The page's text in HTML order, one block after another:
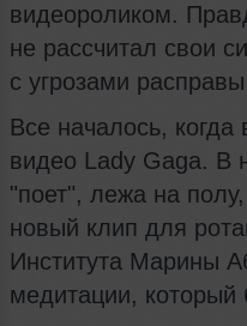
видеороликом.
не рассчитал свои
с угрозами
Все началось,
видео Lady Gaga. В
"поет", лежа на
новый клип для
Института Марины
медитации,